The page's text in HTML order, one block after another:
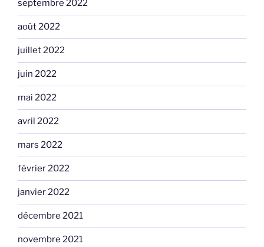
septembre 2022
août 2022
juillet 2022
juin 2022
mai 2022
avril 2022
mars 2022
février 2022
janvier 2022
décembre 2021
novembre 2021